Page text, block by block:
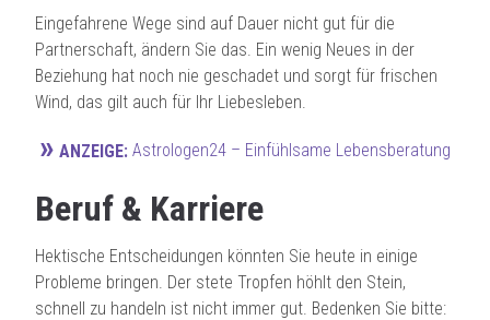
Eingefahrene Wege sind auf Dauer nicht gut für die
Partnerschaft, ändern Sie das. Ein wenig Neues in der
Beziehung hat noch nie geschadet und sorgt für frischen
Wind, das gilt auch für Ihr Liebesleben.
» ANZEIGE: Astrologen24 – Einfühlsame Lebensberatung
Beruf & Karriere
Hektische Entscheidungen könnten Sie heute in einige
Probleme bringen. Der stete Tropfen höhlt den Stein,
schnell zu handeln ist nicht immer gut. Bedenken Sie bitte: